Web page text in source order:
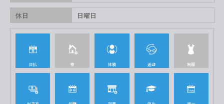
休日 日曜日
日払 寮 体験 送迎 制服